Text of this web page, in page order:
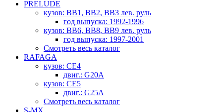
PRELUDE
кузов: BB1, BB2, BB3 лев. руль
год выпуска: 1992-1996
кузов: BB6, BB8, BB9 лев. руль
год выпуска: 1997-2001
Смотреть весь каталог
RAFAGA
кузов: CE4
двиг.: G20A
кузов: CE5
двиг.: G25A
Смотреть весь каталог
S-MX